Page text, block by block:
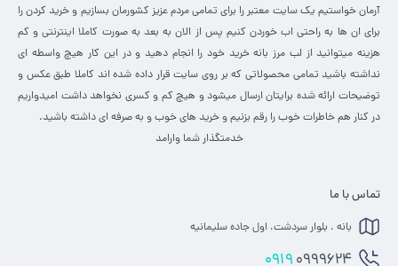
آرمان خواستیم یک سایت معتبر را برای تمامی مردم عزیز کشورمان بسازیم و خرید کردن را
برای ان ها به راحتی اب خوردن کنیم پس از الان به بعد به صورت کاملا اینترنتی و کم
هزینه میتوانید از لب مرز بانه خرید خود را انجام دهید و در این کار هیچ واسطه ای
نداشته باشید تمامی محصولاتی که بر روی سایت قرار داده شده اند کاملا طبق عکس و
توضیحات ارائه شده برایتان ارسال میشود و هیچ کم و کسری نخواهد داشت امیدواریم
در کنار هم خاطرات خوب را رقم بزنیم و خرید های خوب و به صرفه ای داشته باشید.
خدمتگذار شما وارامد
تماس با ما
بانه ، بلوار سردشت، اول جاده سلیمانیه
09190999624